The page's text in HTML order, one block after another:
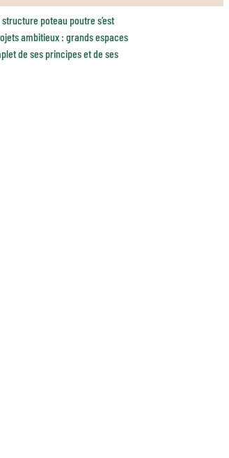
poteau poutre s’est
ambitieux : grands espaces
de ses principes et de ses